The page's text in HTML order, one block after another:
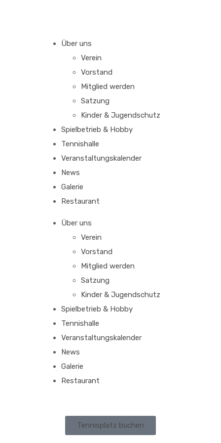
Über uns
Verein
Vorstand
Mitglied werden
Satzung
Kinder & Jugendschutz
Spielbetrieb & Hobby
Tennishalle
Veranstaltungskalender
News
Galerie
Restaurant
Über uns
Verein
Vorstand
Mitglied werden
Satzung
Kinder & Jugendschutz
Spielbetrieb & Hobby
Tennishalle
Veranstaltungskalender
News
Galerie
Restaurant
Tennisplatz buchen